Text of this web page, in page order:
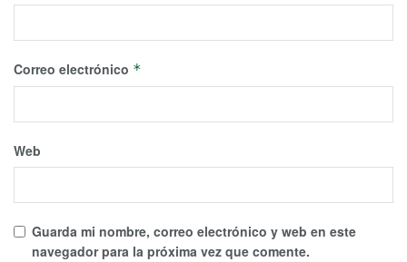
Correo electrónico *
Web
Guarda mi nombre, correo electrónico y web en este
navegador para la próxima vez que comente.